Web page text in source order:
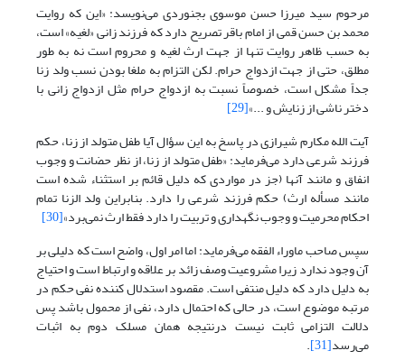
مرحوم سید میرزا حسن موسوی بجنوردی می‌نویسد: «این که روایت
محمد بن حسن قمی از امام باقر تصریح دارد که فرزند زانی «لغیه» است،
به حسب ظاهر روایت تنها از جهت ارث لغیه و محروم است نه به طور
مطلق، حتی از جهت ازدواج حرام. لکن التزام به ملغا بودن نسب ولد زنا
جداً مشکل است، خصوصاً نسبت به ازدواج حرام مثل ازدواج زانی با
دختر ناشی از زنایش و ...»[29]
آیت الله مکارم شیرازی در پاسخ به این سؤال آیا طفل متولد از زنا، حکم
فرزند شرعی دارد می‌فرماید: «طفل متولد از زنا، از نظر حضانت و وجوب
انفاق و مانند آنها (جز در مواردی که دلیل قائم بر استثناء شده است
مانند مسأله ارث) حکم فرزند شرعی را دارد. بنابراین ولد الزنا تمام
احکام محرمیت و وجوب نگهداری و تربیت را دارد فقط ارث نمی‌برد»[30]
سپس صاحب ماوراء الفقه می‌فرماید: اما امر اول، واضح است که دلیلی بر
آن وجود ندارد زیرا مشروعیت وصف زائد بر علاقه و ارتباط است و احتیاج
به دلیل دارد که دلیل منتفی است. مقصود استدلال کننده نفی حکم در
مرتبه موضوع است، در حالی که احتمال دارد، نفی از محمول باشد پس
دلالت التزامی ثابت نیست درنتیجه همان مسلک دوم به اثبات
می‌رسد[31]
.